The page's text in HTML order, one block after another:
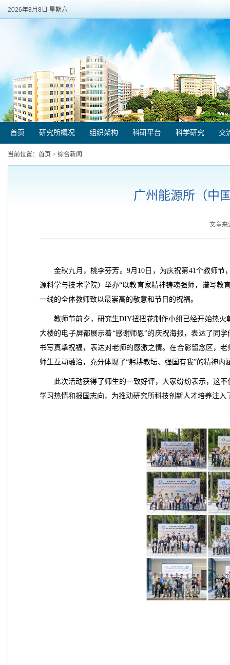
2026年8月8日 星期六
首页 研究所概况 组织架构 科研平台 科学研究 交
当前位置： 首页 > 综合新闻
广州能源所（中
文章来
金秋九月，桃李芬芳。9月10日，为庆祝第41个教师
源科学与技术学院）举办“以教育家精神铸魂强师，谱写教
一线的全体教师致以最崇高的敬意和节日的祝福。
教师节前夕，研究生DIY扭扭花制作小组已经开始热
大楼的电子屏都展示着“感谢师恩”的庆祝海报，表达了同
书写真挚祝福，表达对老师的感激之情。在合影留念区，
师生互动融洽，充分体现了“躬耕教坛、强国有我”的精神
此次活动获得了师生的一致好评，大家纷纷表示，这
学习热情和报国志向，为推动研究所科技创新人才培养注入